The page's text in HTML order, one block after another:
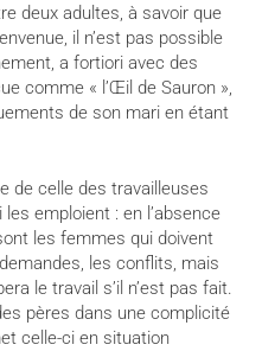
deux adultes, à savoir que
il n’est pas possible
a fortiori avec des
comme « l’Œil de Sauron »,
de son mari en étant
de celle des travailleuses
emploient : en l’absence
les femmes qui doivent
les conflits, mais
le travail s’il n’est pas fait.
pères dans une complicité
celle-ci en situation